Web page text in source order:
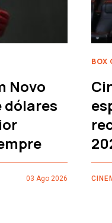
Novo
dólares
03 Ago 2026
BOX